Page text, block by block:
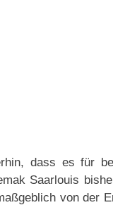
dass es für
Saarlouis
von der